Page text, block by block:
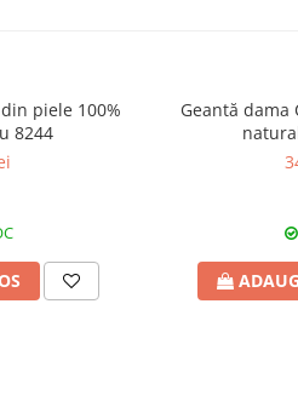
piele 100%
8244
Geantă dama